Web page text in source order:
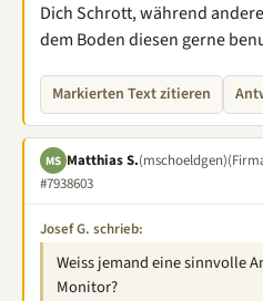
Dich Schrott, während
dem Boden diesen gerne
Markierten Text zitieren
MS Matthias S.(mschoeldgen)
#7938603
Josef G. schrieb:
Weiss jemand eine sinnvolle
Monitor?